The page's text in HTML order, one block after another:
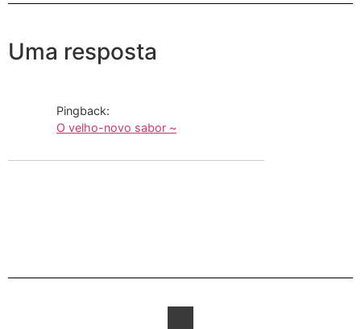
Uma resposta
Pingback:
O velho-novo sabor ~